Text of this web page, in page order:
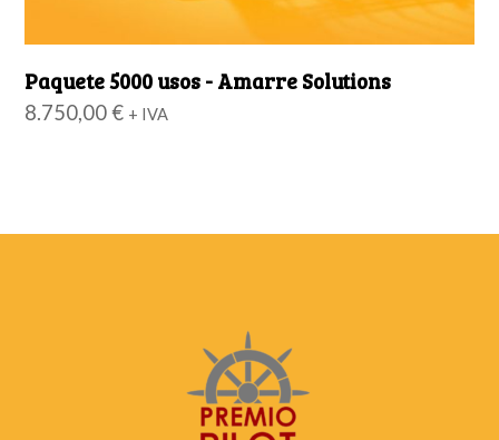
Paquete 5000 usos - Amarre Solutions
8.750,00€ + IVA